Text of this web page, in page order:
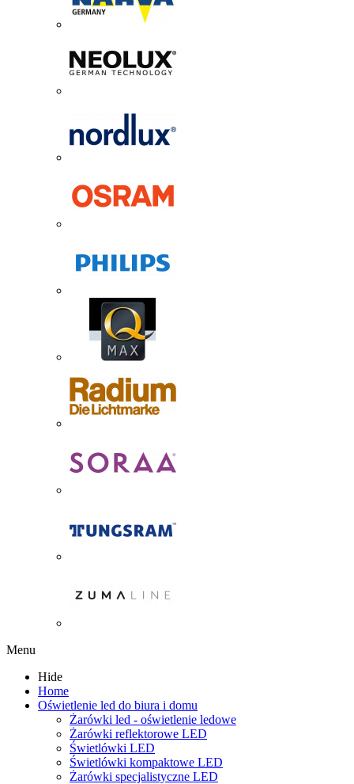
Menu
Hide
Home
Oświetlenie led do biura i domu
Żarówki led - oświetlenie ledowe
Żarówki reflektorowe LED
Świetlówki LED
Świetlówki kompaktowe LED
Żarówki specjalistyczne LED